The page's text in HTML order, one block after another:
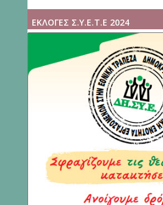
ΕΚΛΟΓΕΣ Σ.Υ.Ε.Τ.Ε 2024